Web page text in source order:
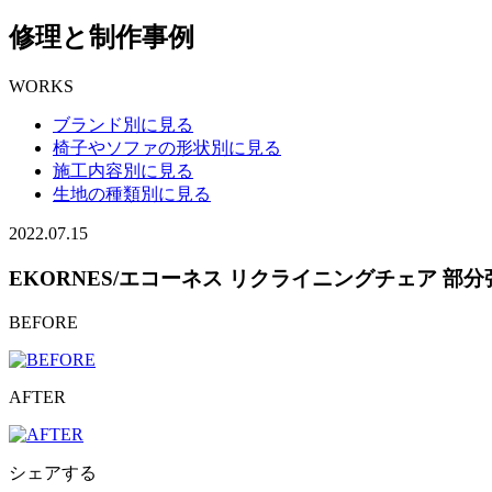
修理と制作事例
WORKS
ブランド別に見る
椅子やソファの形状別に見る
施工内容別に見る
生地の種類別に見る
2022.07.15
EKORNES/エコーネス リクライニングチェア 部分
BEFORE
AFTER
シェアする